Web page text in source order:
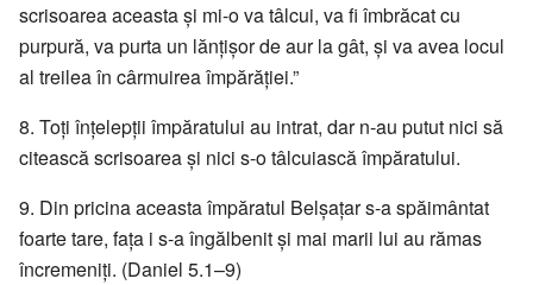
scrisoarea aceasta și mi-o va tâlcui, va fi îmbrăcat cu
purpură, va purta un lănțișor de aur la gât, și va avea locul
al treilea în cârmuirea împărăției.”
8. Toți înțelepții împăratului au intrat, dar n-au putut nici să
citească scrisoarea și nici s-o tâlcuiască împăratului.
9. Din pricina aceasta împăratul Belșațar s-a spăimântat
foarte tare, fața i s-a îngălbenit și mai marii lui au rămas
încremeniți. (Daniel 5.1–9)